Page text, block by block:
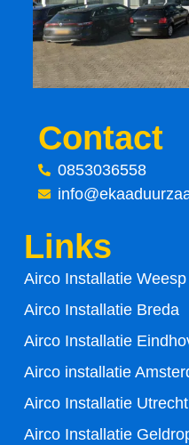
b
o
o
k
-
Contact
0853036558
Links
Airco Installatie Weesp
Airco Installatie Breda
Airco Installatie
Airco installatie
Airco Installatie Utrecht
Airco Installatie